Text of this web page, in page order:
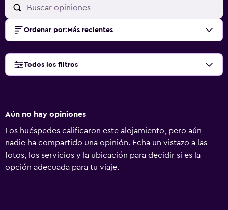
Ordenar por: Más recientes
Todos los filtros
Aún no hay opiniones
Los huéspedes calificaron este alojamiento, pero aún
nadie ha compartido una opinión. Echa un vistazo a las
fotos, los servicios y la ubicación para decidir si es la
opción adecuada para tu viaje.